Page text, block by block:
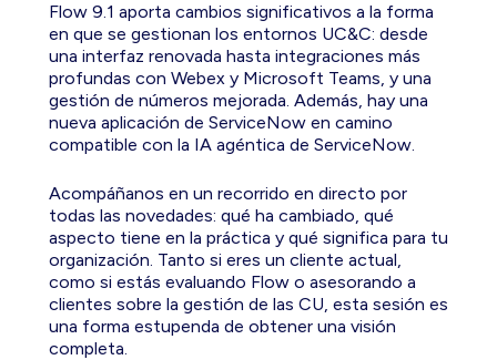
Flow 9.1 aporta cambios significativos a la forma
en que se gestionan los entornos UC&C: desde
una interfaz renovada hasta integraciones más
profundas con Webex y Microsoft Teams, y una
gestión de números mejorada. Además, hay una
nueva aplicación de ServiceNow en camino
compatible con la IA agéntica de ServiceNow.
Acompáñanos en un recorrido en directo por
todas las novedades: qué ha cambiado, qué
aspecto tiene en la práctica y qué significa para tu
organización. Tanto si eres un cliente actual,
como si estás evaluando Flow o asesorando a
clientes sobre la gestión de las CU, esta sesión es
una forma estupenda de obtener una visión
completa.